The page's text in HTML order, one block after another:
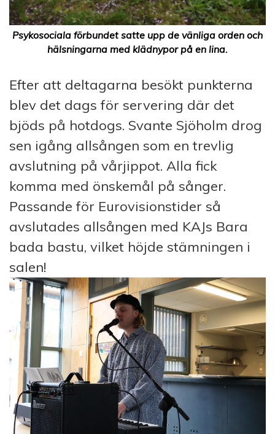
Psykosociala förbundet satte upp de vänliga orden och
hälsningarna med klädnypor på en lina.
Efter att deltagarna besökt punkterna
blev det dags för servering där det
bjöds på hotdogs. Svante Sjöholm drog
sen igång allsången som en trevlig
avslutning på vårjippot. Alla fick
komma med önskemål på sånger.
Passande för Eurovisionstider så
avslutades allsången med KAJs Bara
bada bastu, vilket höjde stämningen i
salen!